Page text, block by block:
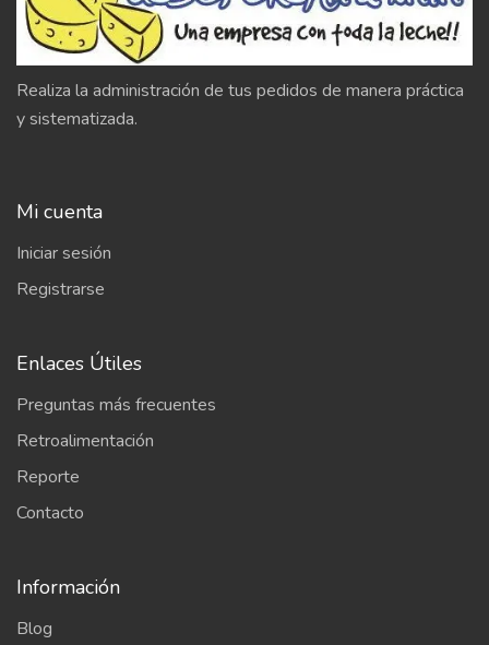
Realiza la administración de tus pedidos de manera práctica
y sistematizada.
Mi cuenta
Iniciar sesión
Registrarse
Enlaces Útiles
Preguntas más frecuentes
Retroalimentación
Reporte
Contacto
Información
Blog